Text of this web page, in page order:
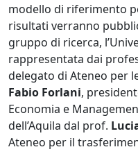
modello di riferimento
risultati verranno
gruppo di ricerca,
rappresentata dai
delegato di Ateneo per
Fabio Forlani,
Economia e
dell’Aquila dal prof.
Ateneo per il